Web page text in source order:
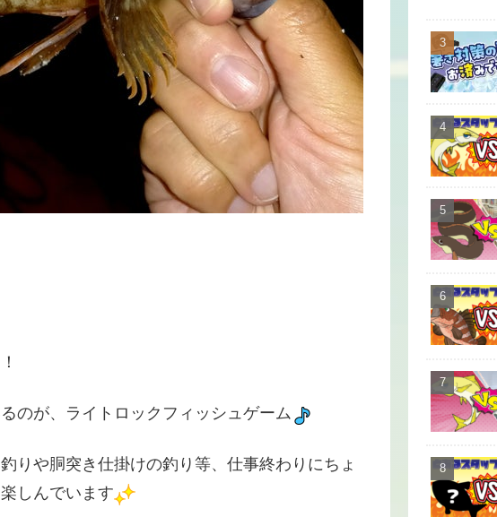
のが、ライトロックフィッシュゲーム
りや胴突き仕掛けの釣り等、仕事終わりにちょ
しんでいます